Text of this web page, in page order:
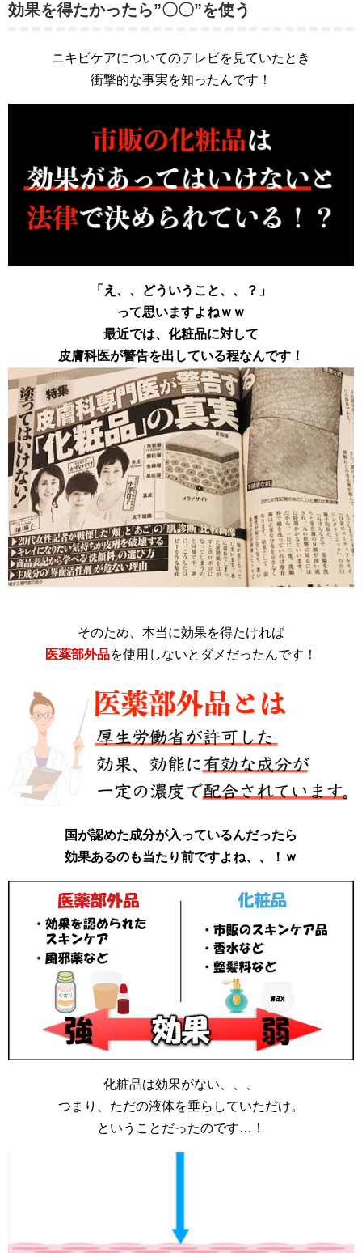
効果を得たかったら”〇〇”を使う
ニキビケアについてのテレビを見ていたとき
衝撃的な事実を知ったんです！
「え、、どういうこと、、？」
って思いますよねｗｗ
最近では、化粧品に対して
皮膚科医が警告を出している程なんです！
そのため、本当に効果を得たければ
医薬部外品を使用しないとダメだったんです！
国が認めた成分が入っているんだったら
効果あるのも当たり前ですよね、、！ｗ
化粧品は効果がない、、、
つまり、ただの液体を垂らしていただけ。
ということだったのです…！